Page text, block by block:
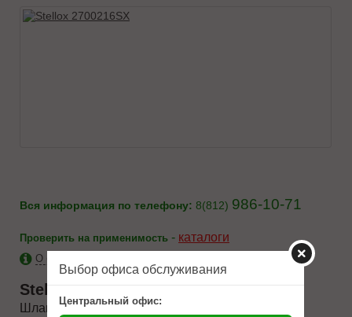
Вся информация по телефону: 8(812) 986-10-71
Проверить на применимость - каталоги
О бренде Stellox
Stellox
Шланг тормозной перед. правый L=615 Nis
Выбор офиса обслуживания
Центральный офис: